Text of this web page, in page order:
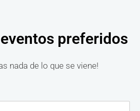
preferidos
nada de lo que se viene!